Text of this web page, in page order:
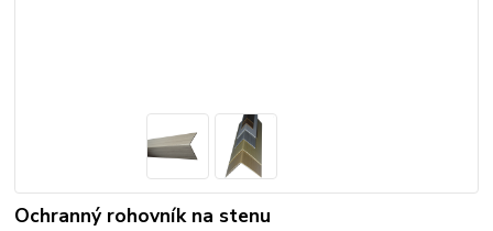
Ochranný rohovník na stenu